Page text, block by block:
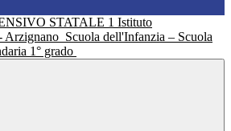
Istituto
Arzignano Scuola dell'Infanzia – Scuola
1° grado